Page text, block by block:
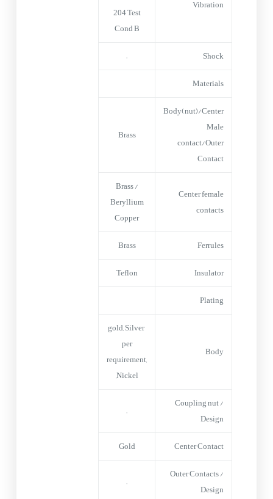
Vibration
204 Test
Cond B
Shock
–
Materials
Body(nut)/Center
Male
contact/Outer
Contact
Brass
Center female
contacts
Brass /
Beryllium
Copper
Ferrules
Brass
Insulator
Teflon
Plating
Body
gold, Silver
per
requirement,
Nickel,
Coupling nut /
Design
–
Center Contact
Gold
Outer Contacts /
Design
–